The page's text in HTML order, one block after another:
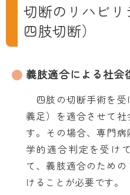
切断のリハビリ
四肢切断）
義肢適合による社会
四肢の切断手術を受
義足）を適合させて
す。その場合、専門
学的適合判定を受け
て、義肢適合のため
けることが必要です。